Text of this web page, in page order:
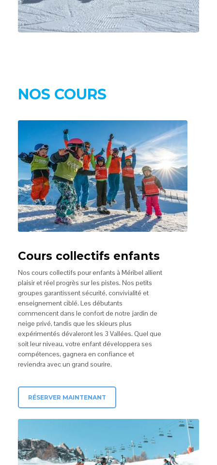
NOS COURS
Cours collectifs enfants
Nos cours collectifs pour enfants à Méribel allient
plaisir et réel progrès sur les pistes. Nos petits
groupes garantissent sécurité, convivialité et
enseignement ciblé. Les débutants
commencent dans le confort de notre jardin de
neige privé, tandis que les skieurs plus
expérimentés dévaleront les 3 Vallées. Quel que
soit leur niveau, votre enfant développera ses
compétences, gagnera en confiance et
reviendra avec un grand sourire.
RÉSERVER MAINTENANT